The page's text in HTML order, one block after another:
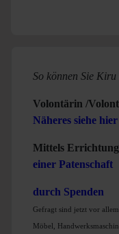
So können Sie Kiru
Volontärin /
Näheres siehe hier
Mittels Errichtung
einer Patenschaft
durch Spenden
Gefragt sind jetzt vor
Möbel,